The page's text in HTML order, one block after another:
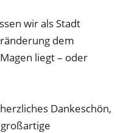
wir als Stadt
dem
liegt – oder
Dankeschön,